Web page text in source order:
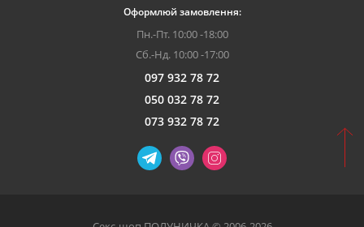
Оформлюй замовлення:
Пн.-Пт. 10:00 -18:00
Сб.-Нд. 10:00 -17:00
097 932 78 72
050 032 78 72
073 932 78 72